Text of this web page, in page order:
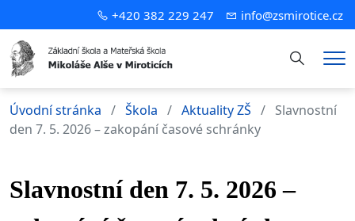
+420 382 229 247 info@zsmirotice.cz
Hledání
Úvodní stránka Škola Aktuality ZŠ
Slavnostní
den 7. 5. 2026 – zakopání časové schránky
Slavnostní den 7. 5. 2026 –